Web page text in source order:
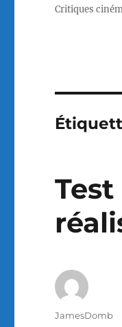
Critiques
Auteur
JamesDomb